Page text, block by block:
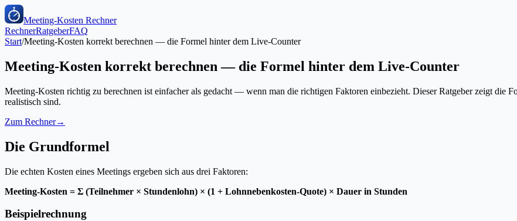
Meeting-Kosten Rechner
RechnerRatgeberFAQ
Start/Meeting-Kosten korrekt berechnen — die Formel hinter dem Live-Counter
Meeting-Kosten korrekt berechnen — die Formel hinter dem Live-Counter
Meeting-Kosten richtig zu berechnen ist einfacher als gedacht — wenn man die richtigen Faktoren einbezieht. Dieser Ratgeber zeigt die
realistisch sind.
Zum Rechner→
Die Grundformel
Die echten Kosten eines Meetings ergeben sich aus drei Faktoren:
Meeting-Kosten = Σ (Teilnehmer × Stundenlohn) × (1 + Lohnnebenkosten-Quote) × Dauer in Stunden
Beispielrechnung